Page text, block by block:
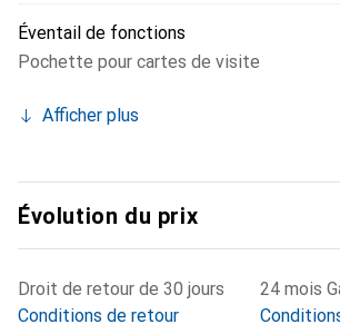
Éventail de fonctions
Pochette pour cartes de visite
Afficher plus
Évolution du prix
Droit de retour de 30 jours
Conditions de retour
24 mois